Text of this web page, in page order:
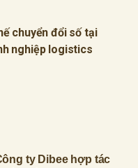
chuyển đổi số tại
nghiệp logistics
ty Dibee hợp tác